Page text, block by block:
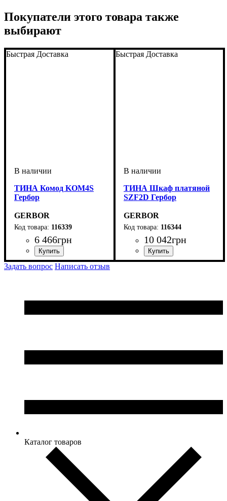
Покупатели этого товара также
выбирают
Быстрая Доставка
ТИНА Комод KOM4S
Гербор
GERBOR
116339
6 466грн
ширина, мм: 1030
высота, мм: 870
глубина, мм: 430,5
Быстрая Доставка
ТИНА Шкаф платяной
SZF2D Гербор
GERBOR
116344
10 042грн
ширина, мм: 970
высота, мм: 2250
глубина, мм: 600
Задать вопрос Написать отзыв
Каталог товаров